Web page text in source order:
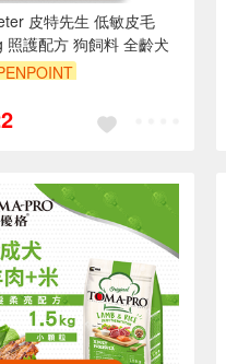
皮特先生 低敏皮毛
照護配方 狗飼料 全齡犬